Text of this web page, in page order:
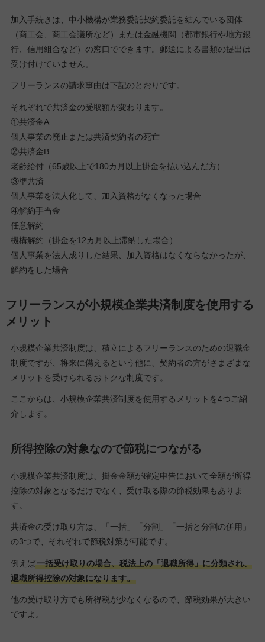
加入手続きは、中小機構が業務委託契約委託を結んでいる団体
（商工会、商工会議所など）または金融機関（都市銀行や地方銀
行、信用組合など）の窓口でできます。郵送による書類の提出は
受け付けていません。
フリーランスの請求事由は下記のとおりです。
それぞれで共済金の受取額が変わります。
①共済金A
個人事業の廃止または共済契約者の死亡
②共済金B
老齢給付（65歳以上で180カ月以上掛金を払い込んだ方）
③準共済
個人事業を法人化して、加入資格がなくなった場合
④解約手当金
任意解約
機構解約（掛金を12カ月以上滞納した場合）
個人事業を法人成りした結果、加入資格はなくならなかったが、
解約をした場合
フリーランスが小規模企業共済制度を使用する
メリット
小規模企業共済制度は、積立によるフリーランスのための退職金
制度ですが、将来に備えるという他に、契約者の方がさまざまな
メリットを受けられるおトクな制度です。
ここからは、小規模企業共済制度を使用するメリットを4つご紹
介します。
所得控除の対象なので節税につながる
小規模企業共済制度は、掛金金額が確定申告において全額が所得
控除の対象となるだけでなく、受け取る際の節税効果もありま
す。
共済金の受け取り方は、「一括」「分割」「一括と分割の併用」
の3つで、それぞれで節税対策が可能です。
例えば一括受け取りの場合、税法上の「退職所得」に分類され、
退職所得控除の対象になります。
他の受け取り方でも所得税が少なくなるので、節税効果が大きい
ですよ。